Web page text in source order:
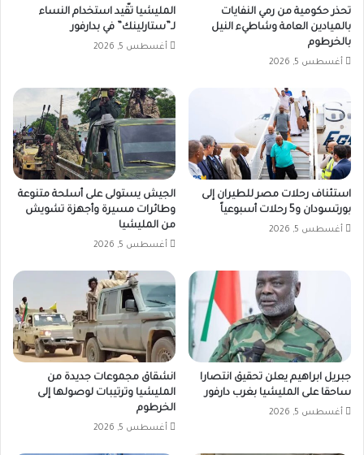
تحذر حكومية من رمي النفايات
بالميادين العامة وشاطيء النيل
بالخرطوم
أغسطس 5, 2026
المليشيا تقّيد استخدام النساء
لـ”ستارلينك” في بدارفور
أغسطس 5, 2026
استئناف رحلات مصر للطيران إلى
بورتسودان و5 رحلات أسبوعياً
أغسطس 5, 2026
الجيش يستولى على أسلحة متنوعة
وطائرات مسيرة وأجهزة تشويش
من المليشيا
أغسطس 5, 2026
جبريل ابراهيم يعلن تحقيق انتصارا
ساحقا على المليشيا بغرب دارفور
أغسطس 5, 2026
انشقاق مجموعات جديدة من
المليشيا وترتيبات لوصولها إلى
الخرطوم
أغسطس 5, 2026